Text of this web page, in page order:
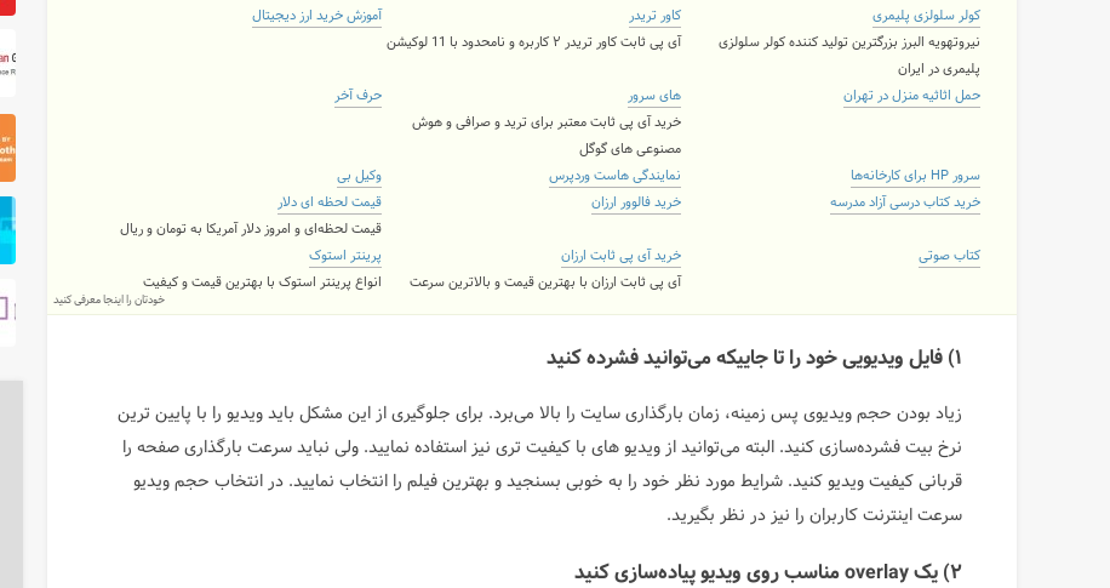
کولر سلولزی پلیمری
نیروتهویه البرز بزرگترین تولید کننده کولر سلولزی
پلیمری در ایران
کاور تریدر
آی پی ثابت کاور تریدر ۲ کاربره و نامحدود با 11 لوکیشن
آموزش خرید ارز دیجیتال
حمل اثاثیه منزل در تهران
های سرور
خرید آی پی ثابت معتبر برای ترید و صرافی و هوش
مصنوعی های گوگل
حرف آخر
سرور HP برای کارخانه‌ها نمایندگی هاست وردپرس
وکیل بی
خرید کتاب درسی آزاد مدرسه
خرید فالوور ارزان
قیمت لحظه ای دلار
قیمت لحظه‌ای و امروز دلار آمریکا به تومان و ریال
کتاب صوتی
خرید آی پی ثابت ارزان
آی پی ثابت ارزان با بهترین قیمت و بالاترین سرعت
پرینتر استوک
انواع پرینتر استوک با بهترین قیمت و کیفیت
خودتان را اینجا معرفی کنید
۱) فایل ویدیویی خود را تا جاییکه می‌توانید فشرده کنید
زیاد بودن حجم ویدیوی پس زمینه، زمان بارگذاری سایت را بالا می‌برد. برای جلوگیری از این مشکل باید ویدیو را با پایین ترین
نرخ بیت فشرده‌سازی کنید. البته می‌توانید از ویدیو های با کیفیت تری نیز استفاده نمایید. ولی نباید سرعت بارگذاری صفحه را
قربانی کیفیت ویدیو کنید. شرایط مورد نظر خود را به خوبی بسنجید و بهترین فیلم را انتخاب نمایید. در انتخاب حجم ویدیو
سرعت اینترنت کاربران را نیز در نظر بگیرید.
۲) یک overlay مناسب روی ویدیو پیاده‌سازی کنید